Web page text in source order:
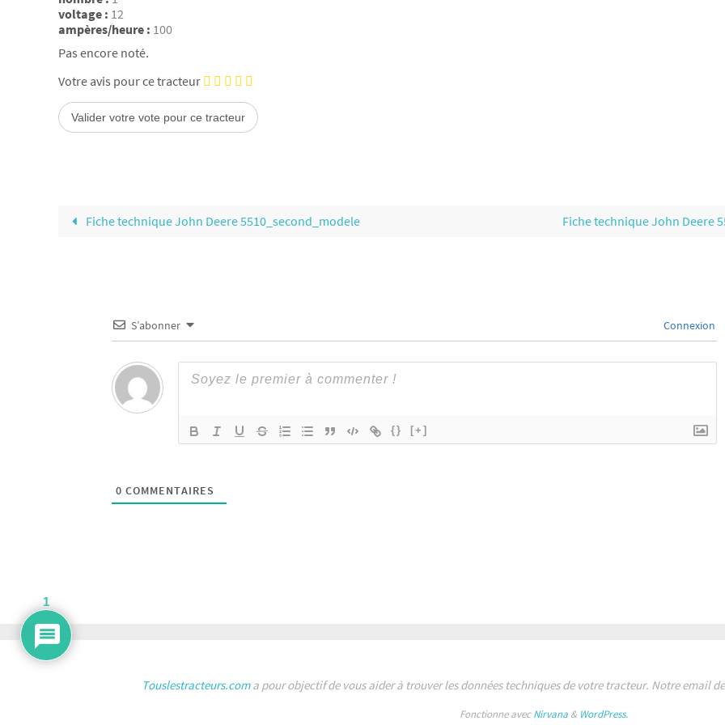
voltage : 12
ampères/heure : 100
Pas encore noté.
Votre avis pour ce tracteur
Fiche technique John Deere 5510_second_modele Fiche technique John Deere
S’abonner Connexion
{} [+]
0 COMMENTAIRES
Touslestracteurs.coma pour objectif de vous aider à trouver les données techniques de votre tracteur. Notre email
Fonctionne avecNirvana & WordPress.
1